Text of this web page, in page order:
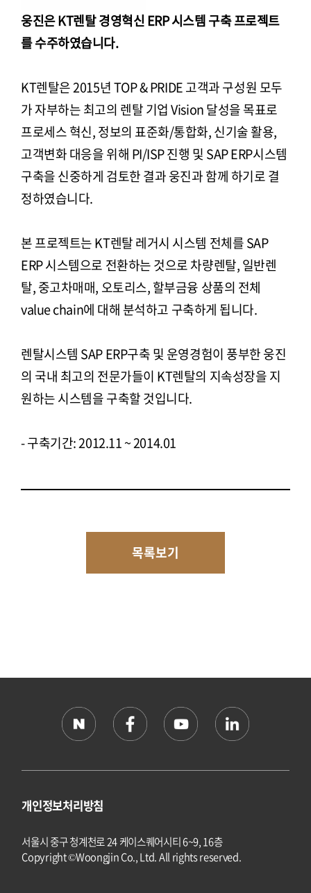
웅진은 KT렌탈 경영혁신 ERP 시스템 구축 프로젝트
를 수주하였습니다.
KT렌탈은 2015년 TOP & PRIDE 고객과 구성원 모두
가 자부하는 최고의 렌탈 기업 Vision 달성을 목표로
프로세스 혁신, 정보의 표준화/통합화, 신기술 활용,
고객변화 대응을 위해 PI/ISP 진행 및 SAP ERP시스템
구축을 신중하게 검토한 결과 웅진과 함께 하기로 결
정하였습니다.
본 프로젝트는 KT렌탈 레거시 시스템 전체를 SAP
ERP 시스템으로 전환하는 것으로 차량렌탈, 일반렌
탈, 중고차매매, 오토리스, 할부금융 상품의 전체
value chain에 대해 분석하고 구축하게 됩니다.
렌탈시스템 SAP ERP구축 및 운영경험이 풍부한 웅진
의 국내 최고의 전문가들이 KT렌탈의 지속성장을 지
원하는 시스템을 구축할 것입니다.
- 구축기간: 2012.11 ~ 2014.01
목록보기
개인정보처리방침
서울시 중구 청계천로 24 케이스퀘어시티 6~9, 16층
Copyright ©Woongjin Co., Ltd. All rights reserved.